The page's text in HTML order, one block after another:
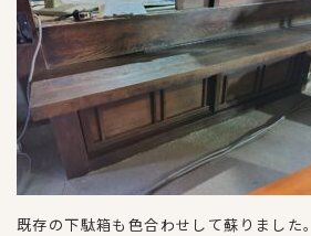
既存の下駄箱も色合わせして蘇りました。